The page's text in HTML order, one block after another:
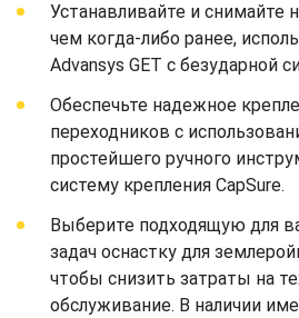
Устанавливайте и снимайте
чем когда-либо ранее,
Advansys GET с безударной
Обеспечьте надежное
переходников с
простейшего ручного
систему крепления CapSure.
Выберите подходящую для
задач оснастку для
чтобы снизить затраты на
обслуживание. В наличии